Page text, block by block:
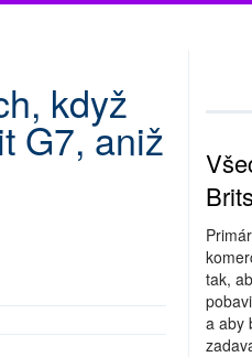
když
G7, aniž
tak,
a aby